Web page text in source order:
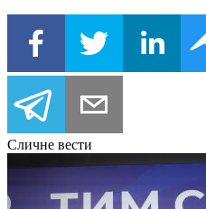
Сличне вести